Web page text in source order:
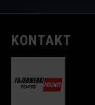
KONTAKT